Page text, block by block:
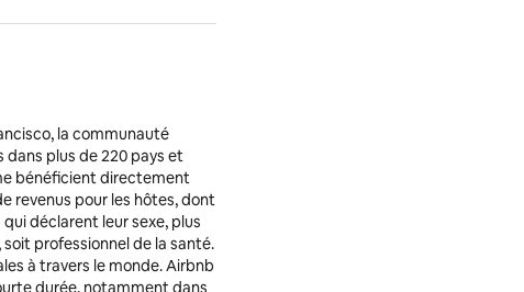
la communauté
dans plus de 220 pays et
bénéficient directement
revenus pour les hôtes, dont
déclarent leur sexe, plus
professionnel de la santé.
à travers le monde. Airbnb
durée, notamment dans